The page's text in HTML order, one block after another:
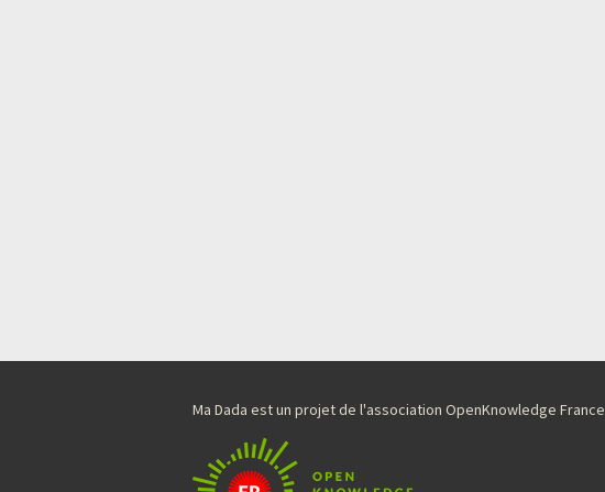
Ma Dada est un projet de l'association OpenKnowledge France